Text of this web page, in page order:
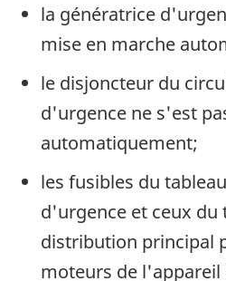
la génératrice
mise en marche
le disjoncteur du
d'urgence ne s'est
automatiquement;
les fusibles du
d'urgence et ceux du
distribution principal
moteurs de l'appareil